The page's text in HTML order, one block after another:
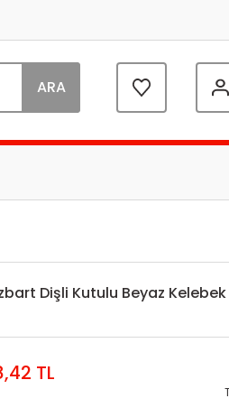
ARA
Dişli Kutulu Beyaz
TL